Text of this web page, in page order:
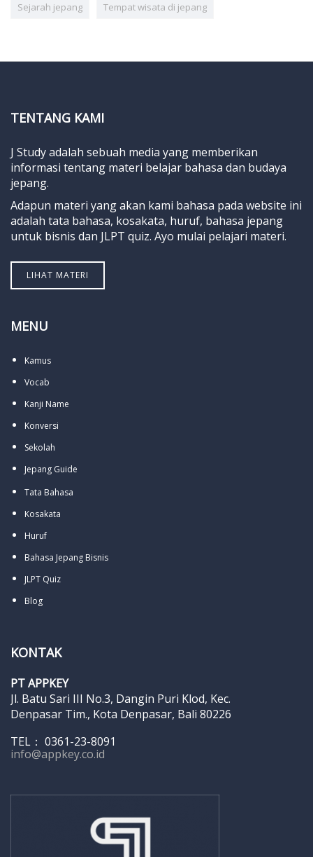
Sejarah jepang Tempat wisata di jepang
TENTANG KAMI
J Study adalah sebuah media yang memberikan
informasi tentang materi belajar bahasa dan budaya
jepang.
Adapun materi yang akan kami bahasa pada website ini
adalah tata bahasa, kosakata, huruf, bahasa jepang
untuk bisnis dan JLPT quiz. Ayo mulai pelajari materi.
LIHAT MATERI
MENU
Kamus
Vocab
Kanji Name
Konversi
Sekolah
Jepang Guide
Tata Bahasa
Kosakata
Huruf
Bahasa Jepang Bisnis
JLPT Quiz
Blog
KONTAK
PT APPKEY
Jl. Batu Sari III No.3, Dangin Puri Klod, Kec.
Denpasar Tim., Kota Denpasar, Bali 80226
TEL： 0361-23-8091
info@appkey.co.id